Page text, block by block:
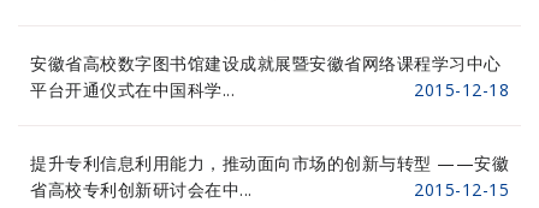
安徽省高校数字图书馆建设成就展暨安徽省网络课程学习中心
平台开通仪式在中国科学...
2015-12-18
提升专利信息利用能力，推动面向市场的创新与转型 ——安徽
省高校专利创新研讨会在中...
2015-12-15